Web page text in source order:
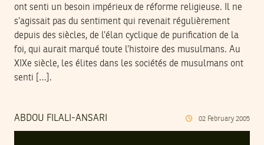
ont senti un besoin impérieux de réforme religieuse. Il ne
s’agissait pas du sentiment qui revenait régulièrement
depuis des siècles, de l’élan cyclique de purification de la
foi, qui aurait marqué toute l’histoire des musulmans. Au
XIXe siècle, les élites dans les sociétés de musulmans ont
senti […].
ABDOU FILALI-ANSARI 02 February 2005